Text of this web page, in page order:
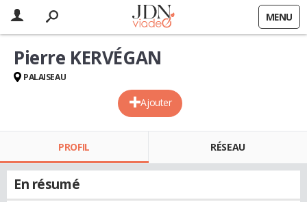
MENU
Ajouter
Pierre KERVÉGAN
PALAISEAU
PROFIL RÉSEAU
En résumé